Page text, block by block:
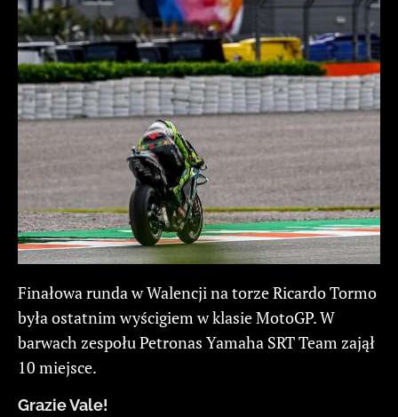
Finałowa runda w Walencji na torze Ricardo Tormo
była ostatnim wyścigiem w klasie MotoGP. W
barwach zespołu Petronas Yamaha SRT Team zajął
10 miejsce.
Grazie Vale!